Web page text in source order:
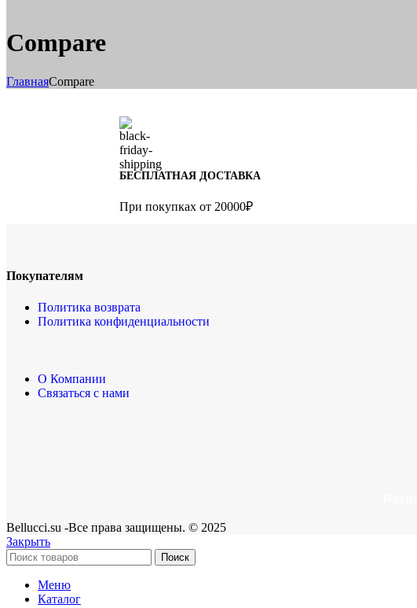
Compare
ГлавнаяCompare
БЕСПЛАТНАЯ ДОСТАВКА
При покупках от 20000₽
Покупателям
Политика возврата
Политика конфиденциальности
О Компании
Связаться с нами
Bellucci.su -Все права защищены. © 2025
Закрыть
Поиск
Меню
Каталог